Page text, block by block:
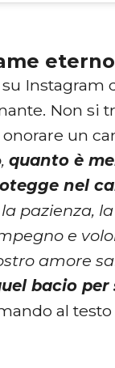
eterno
Instagram
Non si
un
quanto è
nel
pazienza,
e
amore
bacio per
al